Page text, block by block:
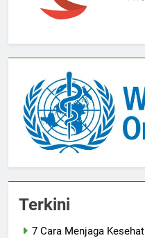
Terkini
7 Cara Menjaga